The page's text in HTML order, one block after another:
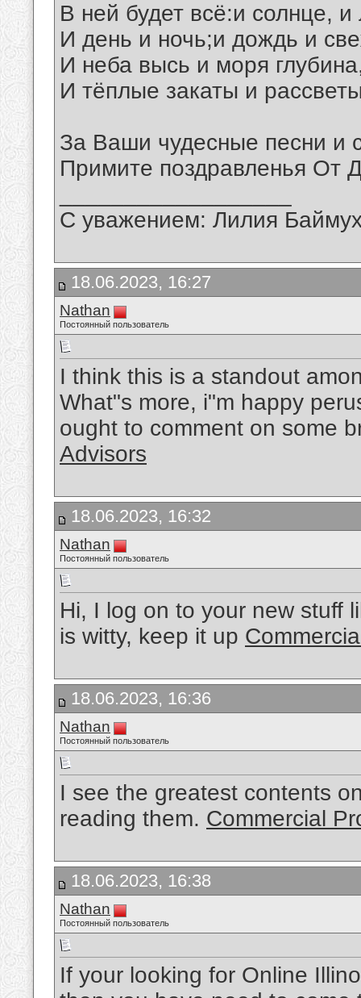
В ней будет всё:и солнце, и
И день и ночь;и дождь и
И неба высь и моря
И тёплые закаты и
За Ваши чудесные песни и
Примите поздравленья От
С уважением: Лилия
18.06.2023, 16:27
Nathan
Постоянный пользователь
I think this is a standout
What"s more, i"m happy
ought to comment on some
Advisors
18.06.2023, 16:32
Nathan
Постоянный пользователь
Hi, I log on to your new stuff
is witty, keep it up
18.06.2023, 16:36
Nathan
Постоянный пользователь
I see the greatest contents
reading them. Commercial
18.06.2023, 16:38
Nathan
Постоянный пользователь
If your looking for Online